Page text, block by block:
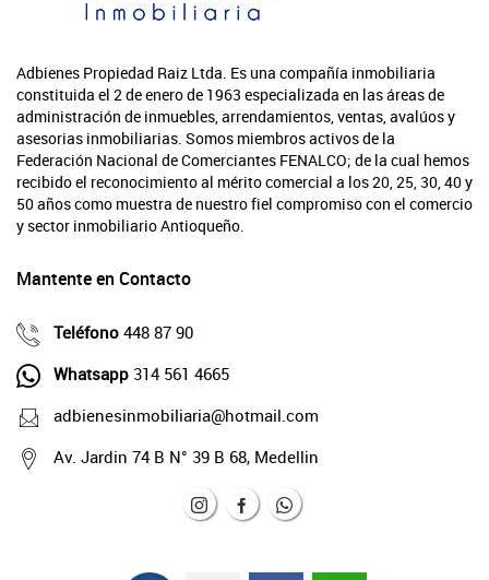
Adbienes Propiedad Raiz Ltda. Es una compañía inmobiliaria
constituida el 2 de enero de 1963 especializada en las áreas de
administración de inmuebles, arrendamientos, ventas, avalúos y
asesorias inmobiliarias. Somos miembros activos de la
Federación Nacional de Comerciantes FENALCO; de la cual hemos
recibido el reconocimiento al mérito comercial a los 20, 25, 30, 40 y
50 años como muestra de nuestro fiel compromiso con el comercio
y sector inmobiliario Antioqueño.
Mantente en Contacto
Teléfono 448 87 90
Whatsapp 314 561 4665
adbienesinmobiliaria@hotmail.com
Av. Jardin 74 B N° 39 B 68, Medellin